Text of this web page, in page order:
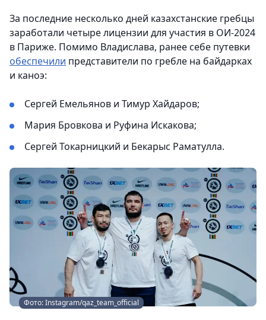
За последние несколько дней казахстанские гребцы
заработали четыре лицензии для участия в ОИ-2024
в Париже. Помимо Владислава, ранее себе путевки
обеспечили представители по гребле на байдарках
и каноэ:
Сергей Емельянов и Тимур Хайдаров;
Мария Бровкова и Руфина Искакова;
Сергей Токарницкий и Бекарыс Раматулла.
Фото: Instagram/qaz_team_official